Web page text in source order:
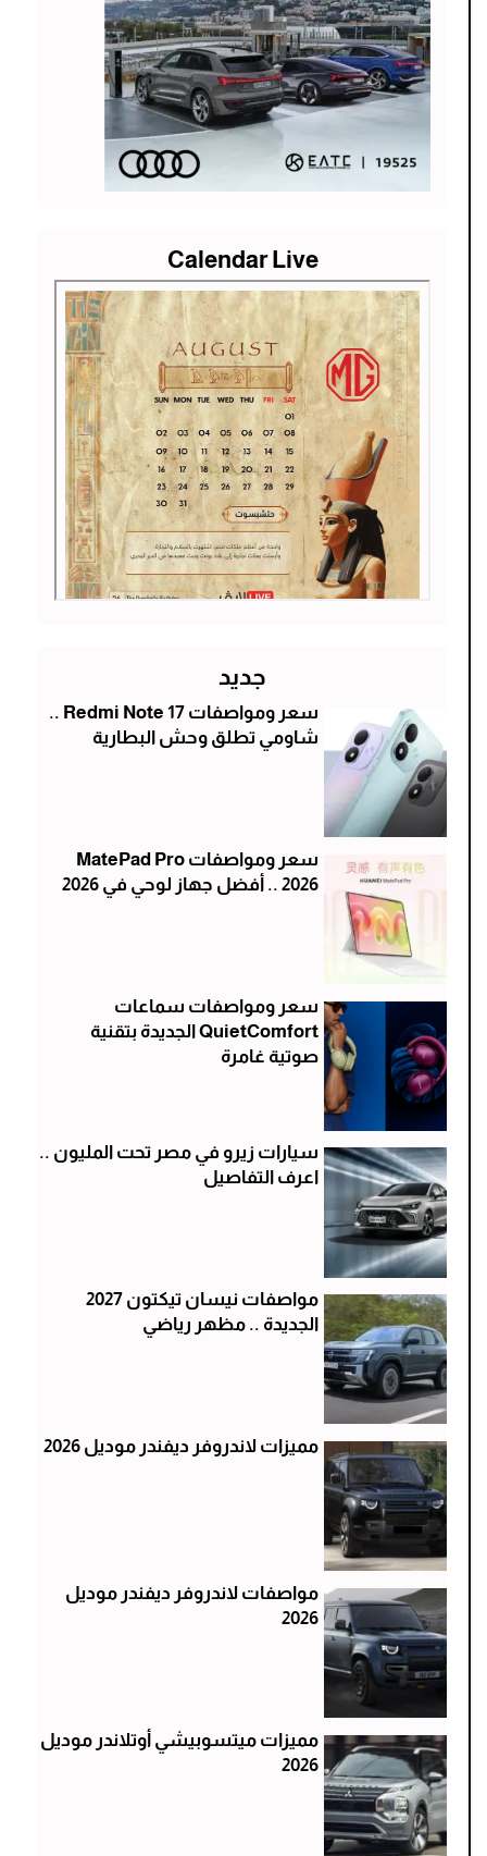
Calendar Live
جديد
سعر ومواصفات Redmi Note 17 ..
شاومي تطلق وحش البطارية
سعر ومواصفات MatePad Pro
2026 .. أفضل جهاز لوحي في 2026
سعر ومواصفات سماعات
QuietComfort الجديدة بتقنية
صوتية غامرة
سيارات زيرو في مصر تحت المليون ..
اعرف التفاصيل
مواصفات نيسان تيكتون 2027
الجديدة .. مظهر رياضي
مميزات لاندروفر ديفندر موديل 2026
مواصفات لاندروفر ديفندر موديل
2026
مميزات ميتسوبيشي أوتلاندر موديل
2026